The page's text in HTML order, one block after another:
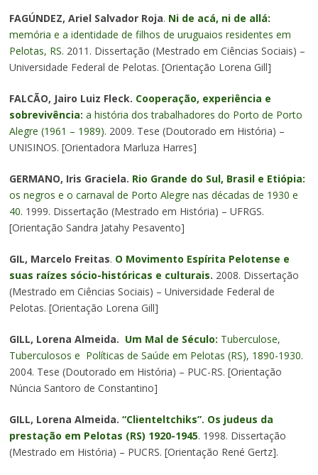
FAGÚNDEZ, Ariel Salvador Roja. Ni de acá, ni de allá:
memória e a identidade de filhos de uruguaios residentes em
Pelotas, RS. 2011. Dissertação (Mestrado em Ciências Sociais) –
Universidade Federal de Pelotas. [Orientação Lorena Gill]
FALCÃO, Jairo Luiz Fleck. Cooperação, experiência e
sobrevivência: a história dos trabalhadores do Porto de Porto
Alegre (1961 – 1989). 2009. Tese (Doutorado em História) –
UNISINOS. [Orientadora Marluza Harres]
GERMANO, Iris Graciela. Rio Grande do Sul, Brasil e Etiópia:
os negros e o carnaval de Porto Alegre nas décadas de 1930 e
40. 1999. Dissertação (Mestrado em História) – UFRGS.
[Orientação Sandra Jatahy Pesavento]
GIL, Marcelo Freitas. O Movimento Espírita Pelotense e
suas raízes sócio-históricas e culturais. 2008. Dissertação
(Mestrado em Ciências Sociais) – Universidade Federal de
Pelotas. [Orientação Lorena Gill]
GILL, Lorena Almeida. Um Mal de Século: Tuberculose,
Tuberculosos e Políticas de Saúde em Pelotas (RS), 1890-1930.
2004. Tese (Doutorado em História) – PUC-RS. [Orientação
Núncia Santoro de Constantino]
GILL, Lorena Almeida. “Clienteltchiks”. Os judeus da
prestação em Pelotas (RS) 1920-1945. 1998. Dissertação
(Mestrado em História) – PUCRS. [Orientação René Gertz].